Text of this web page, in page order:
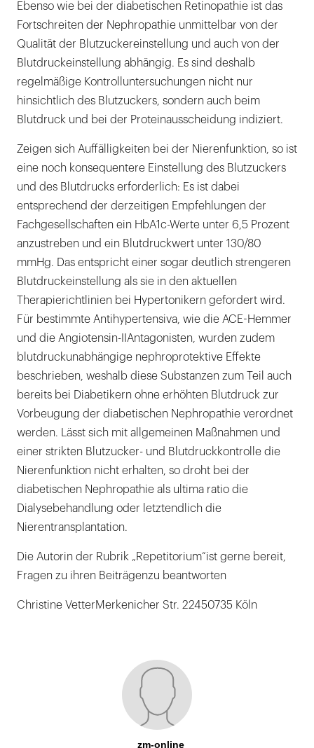
Ebenso wie bei der diabetischen Retinopathie ist das
Fortschreiten der Nephropathie unmittelbar von der
Qualität der Blutzuckereinstellung und auch von der
Blutdruckeinstellung abhängig. Es sind deshalb
regelmäßige Kontrolluntersuchungen nicht nur
hinsichtlich des Blutzuckers, sondern auch beim
Blutdruck und bei der Proteinausscheidung indiziert.
Zeigen sich Auffälligkeiten bei der Nierenfunktion, so ist
eine noch konsequentere Einstellung des Blutzuckers
und des Blutdrucks erforderlich: Es ist dabei
entsprechend der derzeitigen Empfehlungen der
Fachgesellschaften ein HbA1c-Werte unter 6,5 Prozent
anzustreben und ein Blutdruckwert unter 130/80
mmHg. Das entspricht einer sogar deutlich strengeren
Blutdruckeinstellung als sie in den aktuellen
Therapierichtlinien bei Hypertonikern gefordert wird.
Für bestimmte Antihypertensiva, wie die ACE-Hemmer
und die Angiotensin-IIAntagonisten, wurden zudem
blutdruckunabhängige nephroprotektive Effekte
beschrieben, weshalb diese Substanzen zum Teil auch
bereits bei Diabetikern ohne erhöhten Blutdruck zur
Vorbeugung der diabetischen Nephropathie verordnet
werden. Lässt sich mit allgemeinen Maßnahmen und
einer strikten Blutzucker- und Blutdruckkontrolle die
Nierenfunktion nicht erhalten, so droht bei der
diabetischen Nephropathie als ultima ratio die
Dialysebehandlung oder letztendlich die
Nierentransplantation.
Die Autorin der Rubrik „Repetitorium“ist gerne bereit,
Fragen zu ihren Beiträgenzu beantworten
Christine VetterMerkenicher Str. 22450735 Köln
zm-online